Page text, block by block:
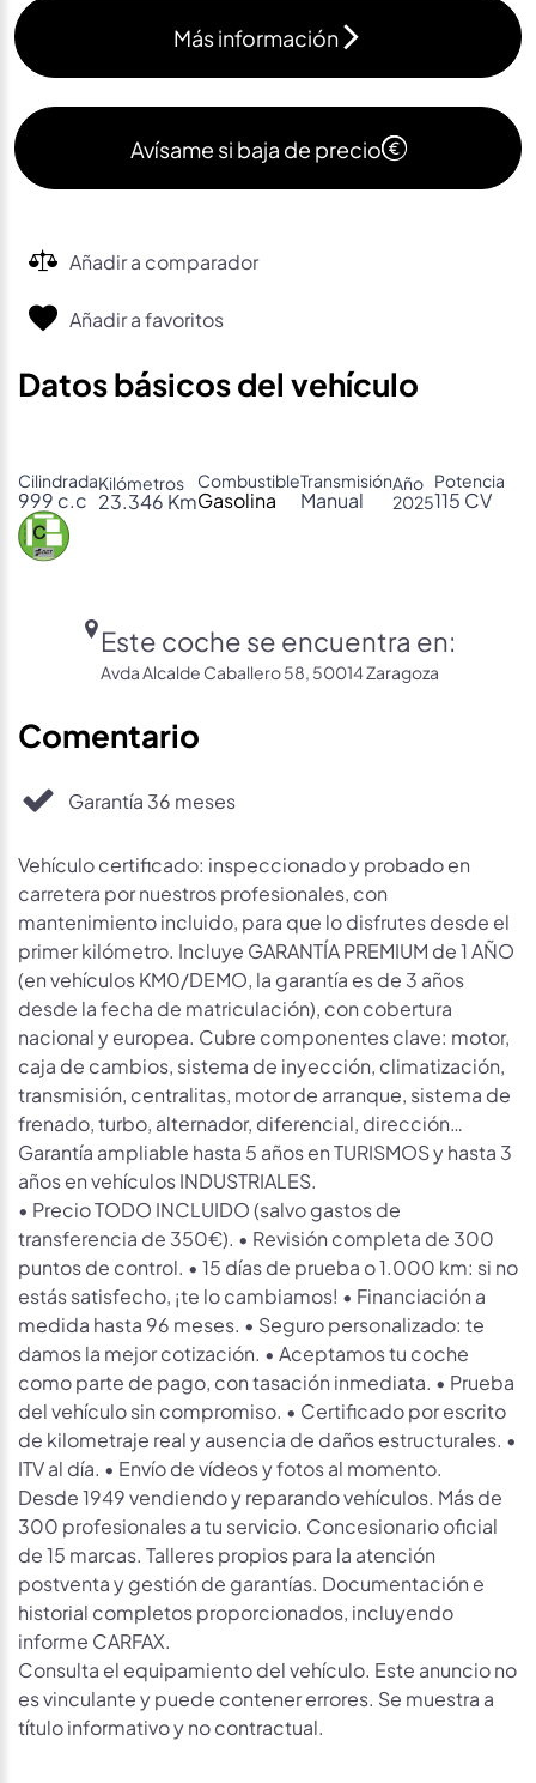
Más información
Avísame si baja de precio
Añadir a comparador
Añadir a favoritos
Datos básicos del vehículo
Cilindrada
999 c.c
Kilómetros
23.346 Km
Combustible
Gasolina
Transmisión
Manual
Año
2025
Potencia
115 CV
Este coche se encuentra en:
Avda Alcalde Caballero 58, 50014 Zaragoza
Comentario
Garantía 36 meses
Vehículo certificado: inspeccionado y probado en
carretera por nuestros profesionales, con
mantenimiento incluido, para que lo disfrutes desde el
primer kilómetro. Incluye GARANTÍA PREMIUM de 1 AÑO
(en vehículos KM0/DEMO, la garantía es de 3 años
desde la fecha de matriculación), con cobertura
nacional y europea. Cubre componentes clave: motor,
caja de cambios, sistema de inyección, climatización,
transmisión, centralitas, motor de arranque, sistema de
frenado, turbo, alternador, diferencial, dirección…
Garantía ampliable hasta 5 años en TURISMOS y hasta 3
años en vehículos INDUSTRIALES.
• Precio TODO INCLUIDO (salvo gastos de
transferencia de 350€). • Revisión completa de 300
puntos de control. • 15 días de prueba o 1.000 km: si no
estás satisfecho, ¡te lo cambiamos! • Financiación a
medida hasta 96 meses. • Seguro personalizado: te
damos la mejor cotización. • Aceptamos tu coche
como parte de pago, con tasación inmediata. • Prueba
del vehículo sin compromiso. • Certificado por escrito
de kilometraje real y ausencia de daños estructurales. •
ITV al día. • Envío de vídeos y fotos al momento.
Desde 1949 vendiendo y reparando vehículos. Más de
300 profesionales a tu servicio. Concesionario oficial
de 15 marcas. Talleres propios para la atención
postventa y gestión de garantías. Documentación e
historial completos proporcionados, incluyendo
informe CARFAX.
Consulta el equipamiento del vehículo. Este anuncio no
es vinculante y puede contener errores. Se muestra a
título informativo y no contractual.